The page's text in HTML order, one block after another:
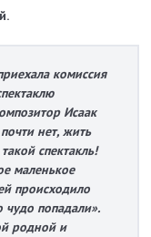
комиссия
Исаак
нет, жить
спектакль!
маленькое
происходило
чудо попадали».
родной и